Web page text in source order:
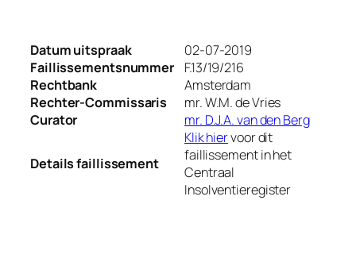
Datum uitspraak
02-07-2019
Faillissementsnummer
F.13/19/216
Rechtbank
Amsterdam
Rechter-Commissaris
mr. W.M. de Vries
Curator
mr. D.J.A. van den Berg
Details faillissement
Klik hiervoor dit
faillissement in het
Centraal
Insolventieregister